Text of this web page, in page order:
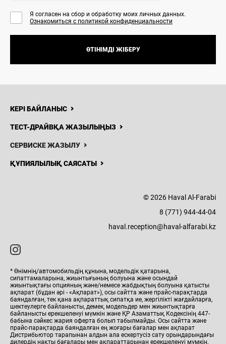
8 (771)
Я согласен на сбор и обработку моих личных данных.
Ознакомиться с политикой конфиденциальности
ӨТІНІМДІ ЖІБЕРУ
КЕРІ БАЙЛАНЫС
ТЕСТ-ДРАЙВҚА ЖАЗЫЛЫҢЫЗ
СЕРВИСКЕ ЖАЗЫЛУ
ҚҰПИЯЛЫЛЫҚ САЯСАТЫ
© 2026 Haval Al-Farabi
8 (771) 944-44-04
haval.reception@haval-alfarabi.kz
* Өнімнің/автомобильдің құнына, модельдік қатарына,
сипаттамаларына, жиынтығының болуына және осындай
жиынтықтағы опцияның және/немесе жабдықтың болуына қатысты
ақпарат (бұдан әрі - «Ақпарат»), осы сайтта және прайс-парақтарда
баяндалған, тек қана ақпараттық сипатқа ие, жергілікті жағдайларға,
шектеулерге байланысты, демек, модельдер мен жиынтықтарға
байланысты ерекшеленуі мүмкін және ҚР Азаматтық Кодексінің 447-
бабына сәйкес жария оферта болып табылмайды. Осы сайтта және
прайс-парақтарда баяндалған ең жоғары бағалар мен ақпарат
Дистрибьютор тарапынан алдын ала ескертусіз сату орындарындағы
дилердің нақты бағалары мен ақпараттарынан ерекшеленуі мүмкін,